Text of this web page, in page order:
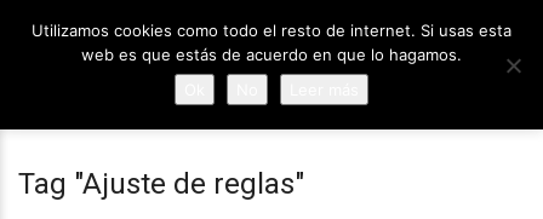
Tag "Ajuste de reglas"
Utilizamos cookies como todo el resto de internet. Si usas esta
web es que estás de acuerdo en que lo hagamos.